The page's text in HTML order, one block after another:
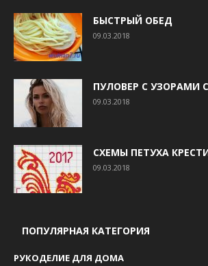
БЫСТРЫЙ ОБЕД
09.03.2018
ПУЛОВЕР С УЗОРАМИ
09.03.2018
СХЕМЫ ПЕТУХА
09.03.2018
ПОПУЛЯРНАЯ КАТЕГОРИЯ
РУКОДЕЛИЕ ДЛЯ ДОМА